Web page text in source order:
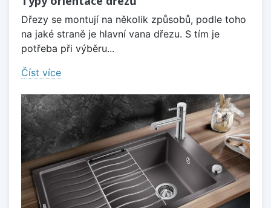
Dřezy se montují na několik způsobů, podle toho
na jaké straně je hlavní vana dřezu. S tím je
potřeba při výběru...
Číst více